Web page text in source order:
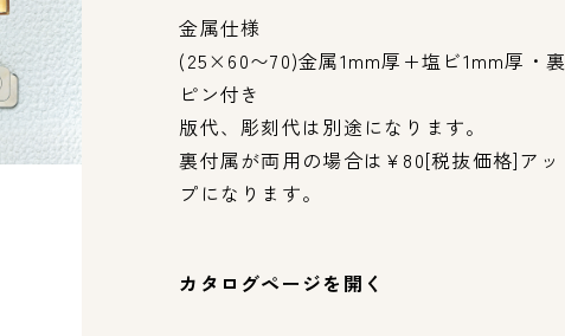
金属仕様
(25×60〜70)金属1mm厚+塩ビ1mm厚・裏
ピン付き
版代、彫刻代は別途になります。
裏付属が両用の場合は¥80[税抜価格]アッ
プになります。
カタログページを開く